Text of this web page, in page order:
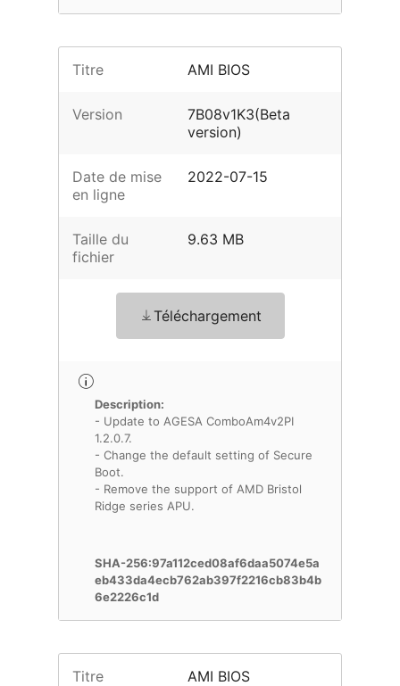
Titre AMI BIOS
Version
7B08v1K3(Beta
version)
Date de mise
en ligne
2022-07-15
Taille du
fichier
9.63 MB
Téléchargement
Description:
- Update to AGESA ComboAm4v2PI
1.2.0.7.
- Change the default setting of Secure
Boot.
- Remove the support of AMD Bristol
Ridge series APU.
SHA-256:97a112ced08af6daa5074e5a
eb433da4ecb762ab397f2216cb83b4b
6e2226c1d
Titre AMI BIOS